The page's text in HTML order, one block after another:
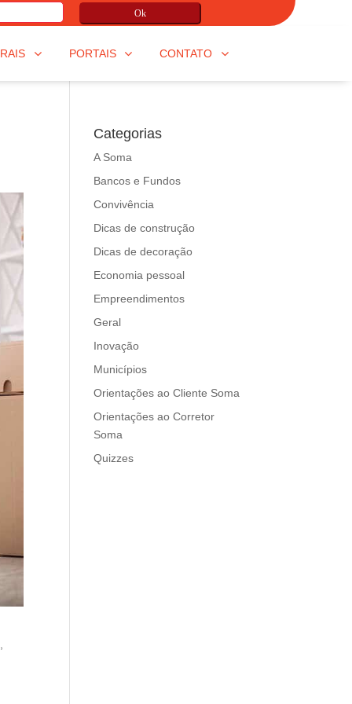
Ok
PORTAIS CONTATO
Categorias
A Soma
Bancos e Fundos
Convivência
Dicas de construção
Dicas de decoração
Economia pessoal
Empreendimentos
Geral
Inovação
Municípios
Orientações ao Cliente Soma
Orientações ao Corretor
Soma
Quizzes